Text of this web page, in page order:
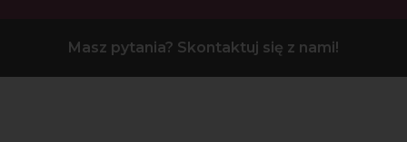
Masz pytania? Skontaktuj się z nami!